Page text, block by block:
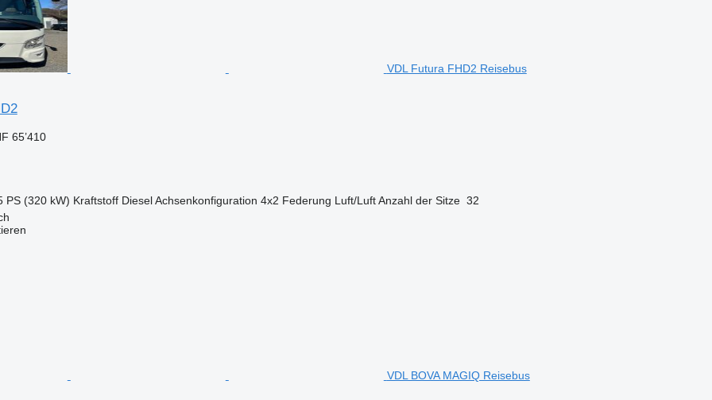
VDL Futura FHD2 Reisebus
65’410
PS (320 kW) Kraftstoff Diesel Achsenkonfiguration 4x2 Federung Luft/Luft Anzahl der Sitze 32
VDL BOVA MAGIQ Reisebus